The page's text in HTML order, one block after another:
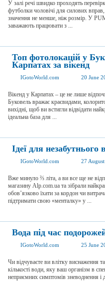
У залі речі швидко проходять
футболки чоловічі для силових
значення не менше, ніж розмір. У
заважають працювати з ...
Топ фотолокацій у
Карпатах за вікенд
IGotoWorld.com 20 June
Вікенд у Карпатах – це не лише
Буковель вражає краєвидами,
вихідні, щоб ви встигли відвідати
ідеальна база для ...
Ідеї ​​для незабутнього
IGotoWorld.com 27
Вже минуло ⅔ літа, а ви все ще не
магазину Alp.com.ua та зібрали
обовʼязково їхати за кордон чи
підтримати свою «менталку» у ...
Вода під час
IGotoWorld.com 25 June
Чи відчуваєте ви влітку виснаження
кількості води, яку ваш організм в
неприємних симптомів зневоднення